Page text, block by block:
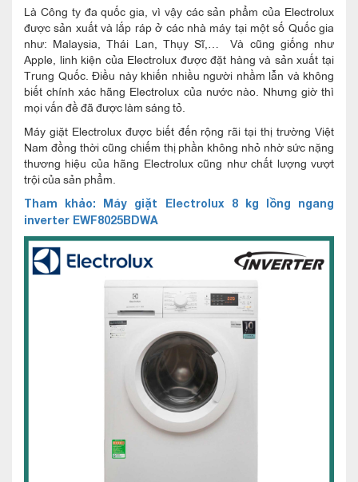
Là Công ty đa quốc gia, vì vậy các sản phẩm của Electrolux
được sản xuất và lắp ráp ở các nhà máy tại một số Quốc gia
như: Malaysia, Thái Lan, Thụy Sĩ,… Và cũng giống như
Apple, linh kiện của Electrolux được đặt hàng và sản xuất tại
Trung Quốc. Điều này khiến nhiều người nhầm lẫn và không
biết chính xác hãng Electrolux của nước nào. Nhưng giờ thì
mọi vấn đề đã được làm sáng tỏ.
Máy giặt Electrolux được biết đến rộng rãi tại thị trường Việt
Nam đồng thời cũng chiếm thị phần không nhỏ nhờ sức nặng
thương hiệu của hãng Electrolux cũng như chất lượng vượt
trội của sản phẩm.
Tham khảo: Máy giặt Electrolux 8 kg lồng ngang
inverter EWF8025BDWA